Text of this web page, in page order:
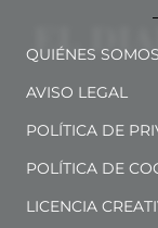
QUIÉNES SOMOS
AVISO LEGAL
POLÍTICA DE
POLÍTICA DE
LICENCIA